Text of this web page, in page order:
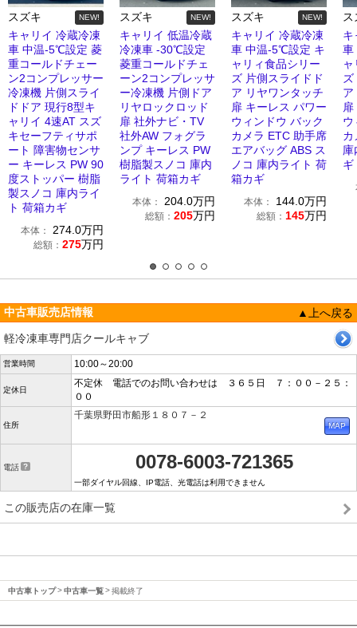
スズキ NEW!
キャリイ 冷蔵冷凍
車 中温-5℃設定 菱
重コールドチェー
ン2コンプレッサー
冷凍機 片側スライ
ドドア 現行8型キ
ャリイ 4速AT スズ
キセーフティサポ
ート 障害物センサ
ー キーレス PW 90
度ストッパー 樹脂
製スノコ 庫内ライ
ト 荷箱カギ
本体： 274.0万円
総額： 275万円
スズキ NEW!
キャリイ 低温冷蔵
冷凍車 -30℃設定
菱重コールドチェ
ーン2コンプレッサ
ー冷凍機 片側ドア
リヤロックロッド
扉 社外ナビ・TV
社外AW フォグラ
ンプ キーレス PW
樹脂製スノコ 庫内
ライト 荷箱カギ
本体： 204.0万円
総額： 205万円
スズキ NEW!
キャリイ 冷蔵冷凍
車 中温-5℃設定 キ
ャリィ食品シリー
ズ 片側スライドド
ア リヤワンタッチ
扉 キーレス パワー
ウィンドウ バック
カメラ ETC 助手席
エアバッグ ABS ス
ノコ 庫内ライト 荷
箱カギ
本体： 144.0万円
総額： 145万円
ス
キ
車
ア
ウ
カ
庫
ギ
中古車販売店情報
▲上へ戻る
軽冷凍車専門店クールキャブ
営業時間 10:00～20:00
定休日
不定休 電話でのお問い合わせは ３６５日 ７：００－２５：
００
住所
千葉県野田市船形１８０７－２
電話 0078-6003-721365
一部ダイヤル回線、IP電話、光電話は利用できません
この販売店の在庫一覧
中古車トップ 中古車一覧 掲載終了